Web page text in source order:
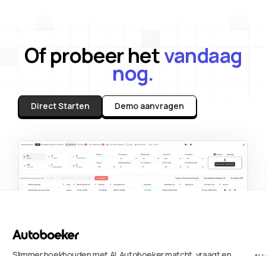
Of probeer hetvandaag
nog.
Direct Starten Demo aanvragen